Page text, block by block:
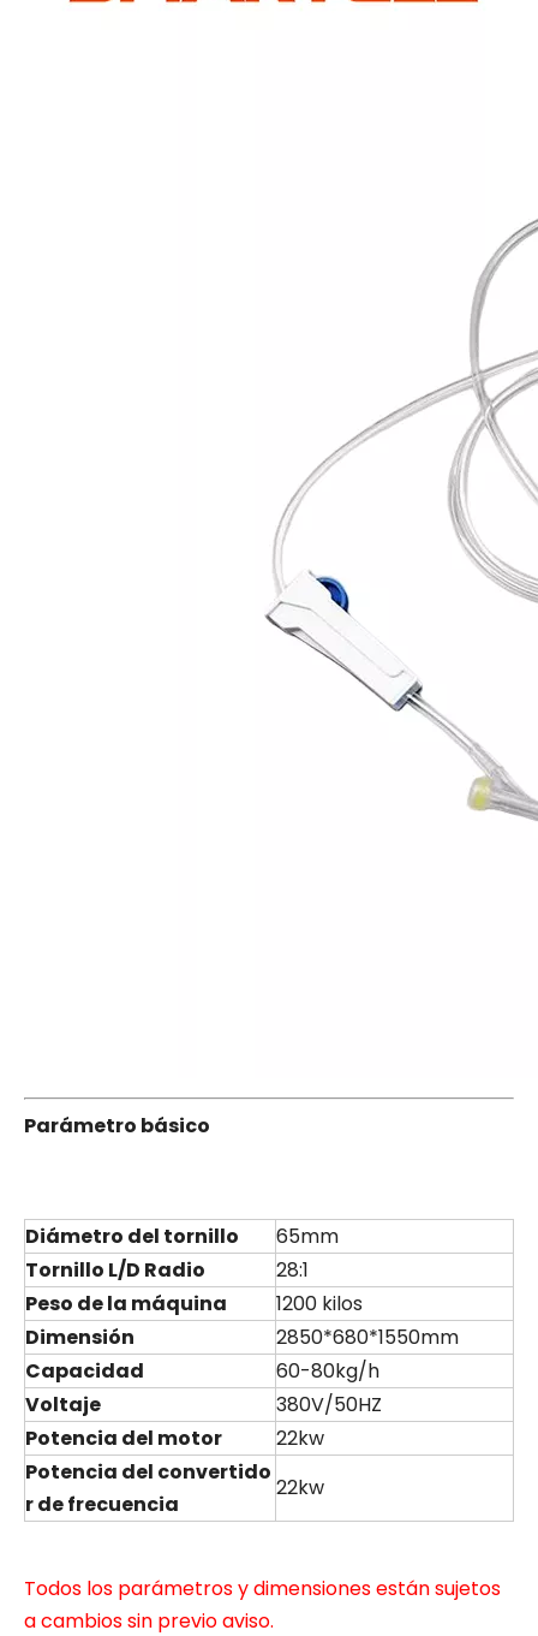
Parámetro básico
Diámetro del tornillo
65mm
Tornillo L/D Radio
28:1
Peso de la máquina
1200 kilos
Dimensión
2850*680*1550mm
Capacidad
60-80kg/h
Voltaje
380V/50HZ
Potencia del motor
22kw
Potencia del convertido
r de frecuencia
22kw
Todos los parámetros y dimensiones están sujetos
a cambios sin previo aviso.